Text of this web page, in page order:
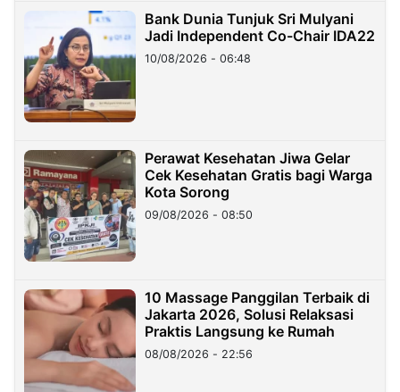
Bank Dunia Tunjuk Sri Mulyani
Jadi Independent Co-Chair IDA22
10/08/2026 - 06:48
Perawat Kesehatan Jiwa Gelar
Cek Kesehatan Gratis bagi Warga
Kota Sorong
09/08/2026 - 08:50
10 Massage Panggilan Terbaik di
Jakarta 2026, Solusi Relaksasi
Praktis Langsung ke Rumah
08/08/2026 - 22:56